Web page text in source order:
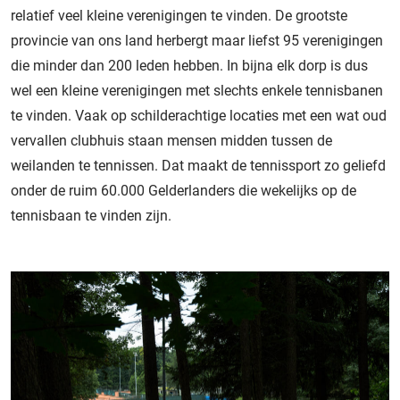
relatief veel kleine verenigingen te vinden. De grootste
provincie van ons land herbergt maar liefst 95 verenigingen
die minder dan 200 leden hebben. In bijna elk dorp is dus
wel een kleine verenigingen met slechts enkele tennisbanen
te vinden. Vaak op schilderachtige locaties met een wat oud
vervallen clubhuis staan mensen midden tussen de
weilanden te tennissen. Dat maakt de tennissport zo geliefd
onder de ruim 60.000 Gelderlanders die wekelijks op de
tennisbaan te vinden zijn.